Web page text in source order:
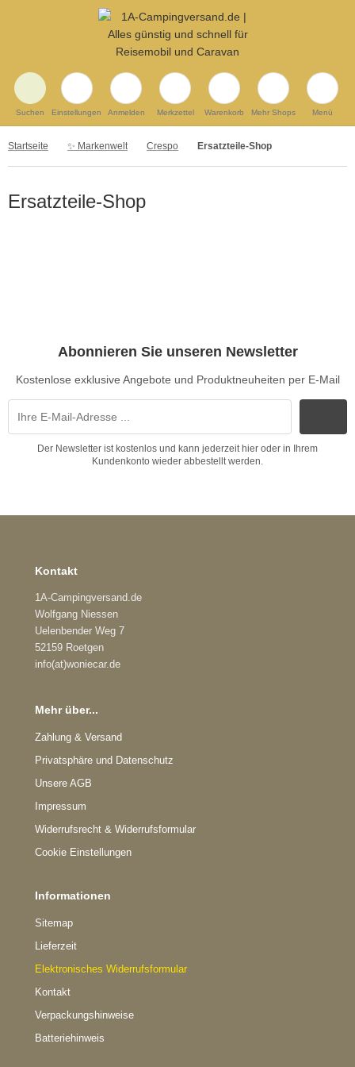
Suchen Einstellungen Anmelden Merkzettel Warenkorb Mehr Shops Menü
Startseite ✨ Markenwelt Crespo Ersatzteile-Shop
Ersatzteile-Shop
Abonnieren Sie unseren Newsletter
Kostenlose exklusive Angebote und Produktneuheiten per E-Mail
Der Newsletter ist kostenlos und kann jederzeit hier oder in Ihrem
Kundenkonto wieder abbestellt werden.
Kontakt
1A-Campingversand.de
Wolfgang Niessen
Uelenbender Weg 7
52159 Roetgen
info(at)woniecar.de
Mehr über...
Zahlung & Versand
Privatsphäre und Datenschutz
Unsere AGB
Impressum
Widerrufsrecht & Widerrufsformular
Cookie Einstellungen
Informationen
Sitemap
Lieferzeit
Elektronisches Widerrufsformular
Kontakt
Verpackungshinweise
Batteriehinweis